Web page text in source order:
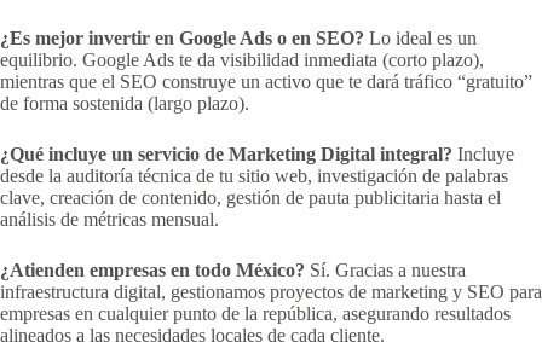
¿Es mejor invertir en Google Ads o en SEO? Lo ideal es un
equilibrio. Google Ads te da visibilidad inmediata (corto plazo),
mientras que el SEO construye un activo que te dará tráfico “gratuito”
de forma sostenida (largo plazo).
¿Qué incluye un servicio de Marketing Digital integral? Incluye
desde la auditoría técnica de tu sitio web, investigación de palabras
clave, creación de contenido, gestión de pauta publicitaria hasta el
análisis de métricas mensual.
¿Atienden empresas en todo México? Sí. Gracias a nuestra
infraestructura digital, gestionamos proyectos de marketing y SEO para
empresas en cualquier punto de la república, asegurando resultados
alineados a las necesidades locales de cada cliente.